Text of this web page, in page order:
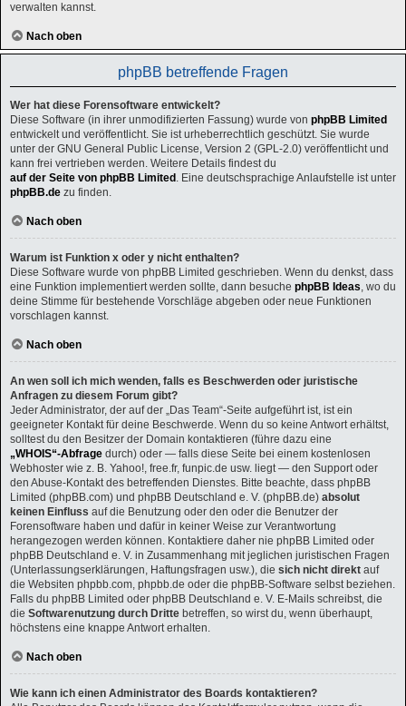
verwalten kannst.
Nach oben
phpBB betreffende Fragen
Wer hat diese Forensoftware entwickelt?
Diese Software (in ihrer unmodifizierten Fassung) wurde von phpBB Limited
entwickelt und veröffentlicht. Sie ist urheberrechtlich geschützt. Sie wurde
unter der GNU General Public License, Version 2 (GPL-2.0) veröffentlicht und
kann frei vertrieben werden. Weitere Details findest du
auf der Seite von phpBB Limited . Eine deutschsprachige Anlaufstelle ist unter
phpBB.de zu finden.
Nach oben
Warum ist Funktion x oder y nicht enthalten?
Diese Software wurde von phpBB Limited geschrieben. Wenn du denkst, dass
eine Funktion implementiert werden sollte, dann besuche phpBB Ideas, wo du
deine Stimme für bestehende Vorschläge abgeben oder neue Funktionen
vorschlagen kannst.
Nach oben
An wen soll ich mich wenden, falls es Beschwerden oder juristische
Anfragen zu diesem Forum gibt?
Jeder Administrator, der auf der „Das Team“-Seite aufgeführt ist, ist ein
geeigneter Kontakt für deine Beschwerde. Wenn du so keine Antwort erhältst,
solltest du den Besitzer der Domain kontaktieren (führe dazu eine
„WHOIS“-Abfrage durch) oder — falls diese Seite bei einem kostenlosen
Webhoster wie z. B. Yahoo!, free.fr, funpic.de usw. liegt — den Support oder
den Abuse-Kontakt des betreffenden Dienstes. Bitte beachte, dass phpBB
Limited (phpBB.com) und phpBB Deutschland e. V. (phpBB.de) absolut
keinen Einfluss auf die Benutzung oder den oder die Benutzer der
Forensoftware haben und dafür in keiner Weise zur Verantwortung
herangezogen werden können. Kontaktiere daher nie phpBB Limited oder
phpBB Deutschland e. V. in Zusammenhang mit jeglichen juristischen Fragen
(Unterlassungserklärungen, Haftungsfragen usw.), die sich nicht direkt auf
die Websiten phpbb.com, phpbb.de oder die phpBB-Software selbst beziehen.
Falls du phpBB Limited oder phpBB Deutschland e. V. E-Mails schreibst, die
die Softwarenutzung durch Dritte betreffen, so wirst du, wenn überhaupt,
höchstens eine knappe Antwort erhalten.
Nach oben
Wie kann ich einen Administrator des Boards kontaktieren?